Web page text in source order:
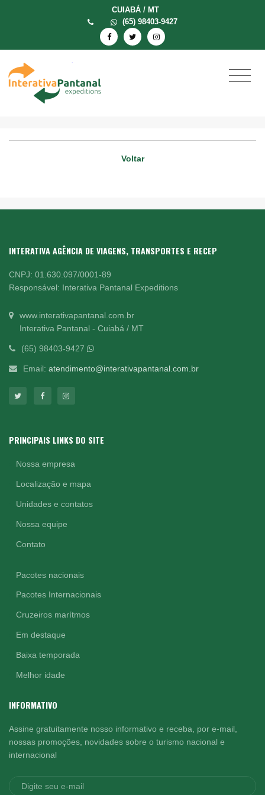
CUIABÁ / MT
(65) 98403-9427
Voltar
INTERATIVA AGÊNCIA DE VIAGENS, TRANSPORTES E RECEP
CNPJ: 01.630.097/0001-89
Responsável: Interativa Pantanal Expeditions
www.interativapantanal.com.br
Interativa Pantanal - Cuiabá / MT
(65) 98403-9427
Email: atendimento@interativapantanal.com.br
PRINCIPAIS LINKS DO SITE
Nossa empresa
Localização e mapa
Unidades e contatos
Nossa equipe
Contato
Pacotes nacionais
Pacotes Internacionais
Cruzeiros marítmos
Em destaque
Baixa temporada
Melhor idade
INFORMATIVO
Assine gratuitamente nosso informativo e receba, por e-mail,
nossas promoções, novidades sobre o turismo nacional e
internacional